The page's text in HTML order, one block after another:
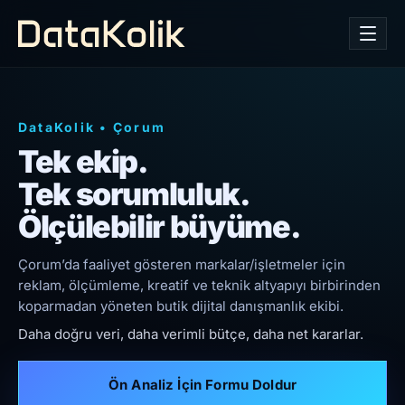
DataKolik • Çorum
Tek ekip.
Tek sorumluluk.
Ölçülebilir büyüme.
Çorum’da faaliyet gösteren markalar/işletmeler için
reklam, ölçümleme, kreatif ve teknik altyapıyı birbirinden
koparmadan yöneten butik dijital danışmanlık ekibi.
Daha doğru veri, daha verimli bütçe, daha net kararlar.
Ön Analiz İçin Formu Doldur